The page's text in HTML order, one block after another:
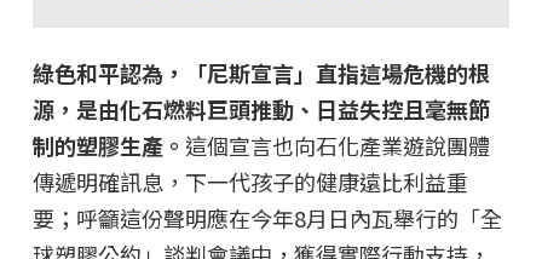
綠色和平認為，「尼斯宣言」直指這場危機的根
源，是由化石燃料巨頭推動、日益失控且毫無節
制的塑膠生產。 這個宣言也向石化產業遊說團體
傳遞明確訊息，下一代孩子的健康遠比利益重
要；呼籲這份聲明應在今年8月日內瓦舉行的「全